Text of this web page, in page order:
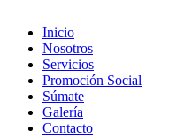
Inicio
Nosotros
Servicios
Promoción Social
Súmate
Galería
Contacto